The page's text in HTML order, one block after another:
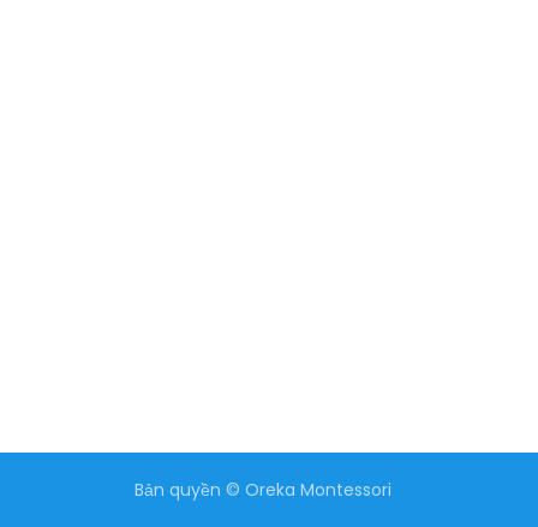
Bản quyền © Oreka Montessori